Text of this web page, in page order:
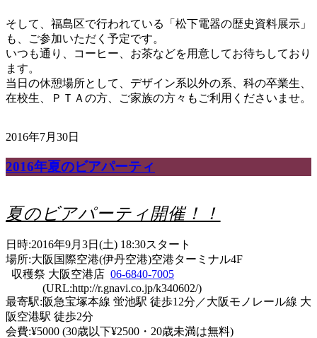
そして、福島区で行われている「松下電器の歴史資料展示」
も、ご参加いただく予定です。
いつも通り、コーヒー、お茶などを用意してお待ちしており
ます。
当日の休憩場所として、デザイン系以外の系、科の卒業生、
在校生、ＰＴＡの方、ご家族の方々もご利用くださいませ。
2016年7月30日
2016年夏のビアパーティ
夏のビアパーティ開催！！
日時:2016年9月3日(土) 18:30スタート
場所:大阪国際空港(伊丹空港)空港ターミナル4F
収穫祭 大阪空港店 06-6840-7005
(URL:http://r.gnavi.co.jp/k340602/)
最寄駅:阪急宝塚本線 蛍池駅 徒歩12分／大阪モノレール線 大
阪空港駅 徒歩2分
会費:¥5000 (30歳以下¥2500・20歳未満は無料)